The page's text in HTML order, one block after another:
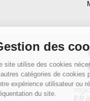
Gestion des
Ce site utilise des cookies
D’autres catégories de
votre expérience
fréquentation du site.